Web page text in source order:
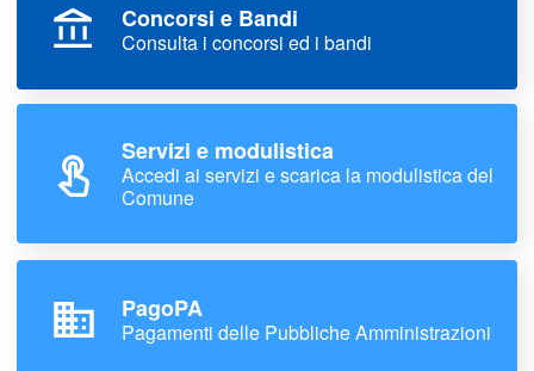
Concorsi e Bandi
Consulta i concorsi ed i bandi
Servizi e modulistica
Accedi ai servizi e scarica la modulistica del
Comune
PagoPA
Pagamenti delle Pubbliche Amministrazioni